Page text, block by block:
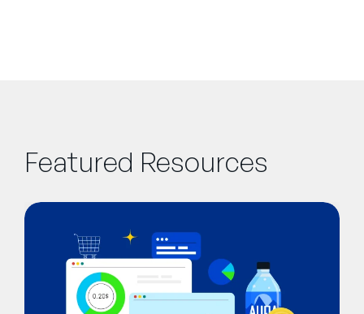
Featured Resources